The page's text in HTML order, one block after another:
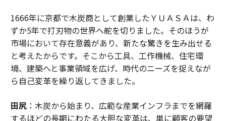
1666年に京都で木炭商として創業したＹＵＡＳＡは、わ
ずか5年で打刃物の世界へ舵を切りました。そのほうが
市場において存在意義があり、新たな驚きを生み出せる
と考えたからです。そこから工具、工作機械、住宅環
境、建築へと事業領域を広げ、時代のニーズを捉えなが
ら自己変革を繰り返してきました。
田尻：木炭から始まり、広範な産業インフラまでを網羅
するほどの長期にわたる大胆な変革は、単に顧客の要望